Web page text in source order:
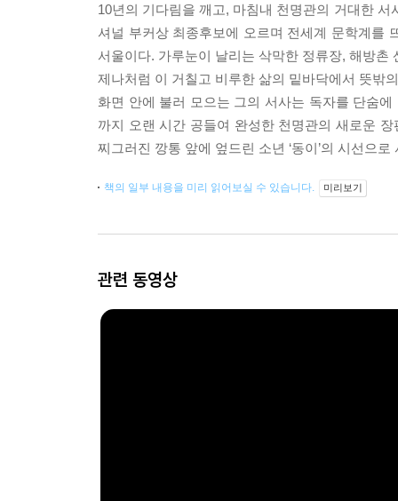
10년의 기다림을 깨고, 마침내 천명관의 거대한
셔널 부커상 최종후보에 오르며 전세계 문학계를
서울이다. 가루눈이 날리는 삭막한 정류장, 해방
제나처럼 이 거칠고 비루한 삶의 밑바닥에서 뜻밖
화면 안에 불러 모으는 그의 서사는 독자를 단숨
까지 오랜 시간 공들여 완성한 천명관의 새로운
찌그러진 깡통 앞에 엎드린 소년 ‘동이’의 시선으
책의 일부 내용을 미리 읽어보실 수 있습니다. 미리보기
관련 동영상